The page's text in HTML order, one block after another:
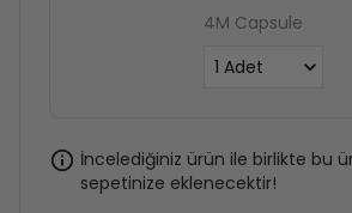
4M Capsule
İncelediğiniz ürün ile birlikte bu
sepetinize eklenecektir!